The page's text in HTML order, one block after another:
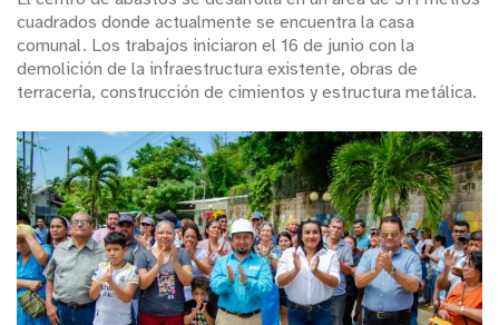
cuadrados donde actualmente se encuentra la casa
comunal. Los trabajos iniciaron el 16 de junio con la
demolición de la infraestructura existente, obras de
terracería, construcción de cimientos y estructura metálica.